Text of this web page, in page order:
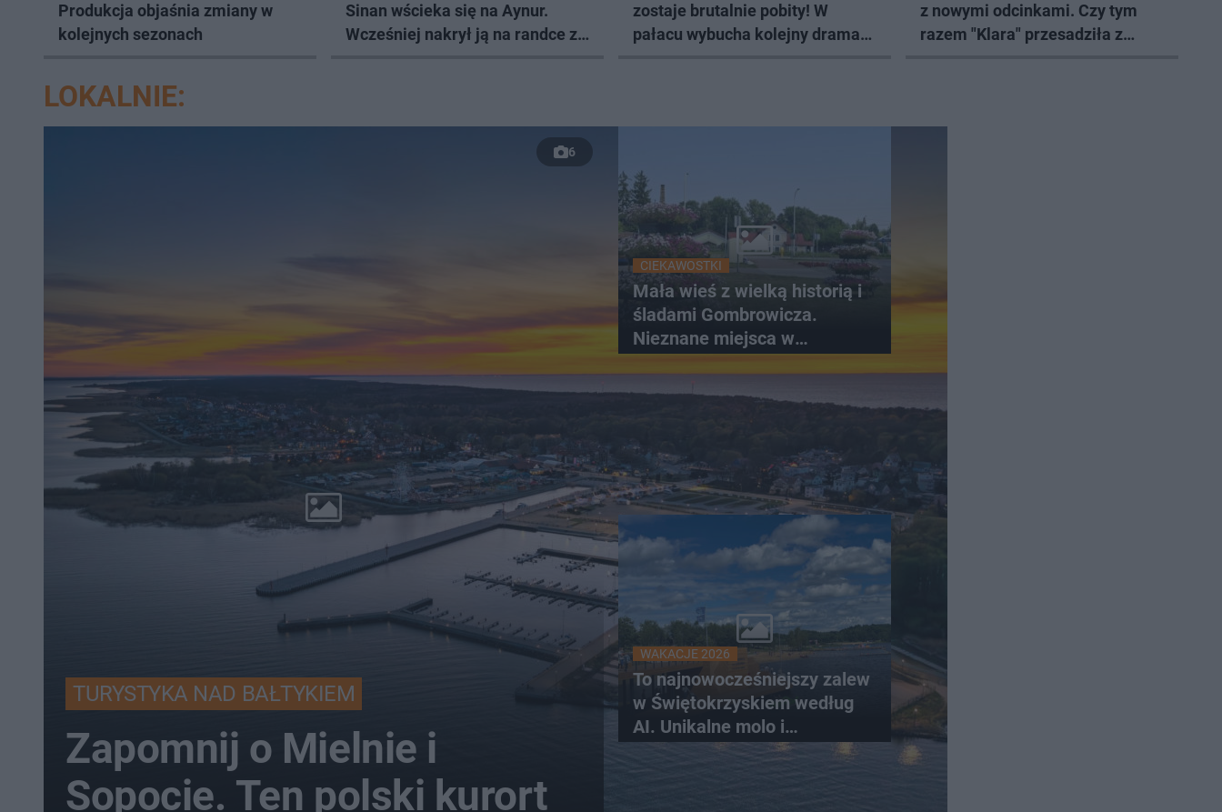
Produkcja objaśnia zmiany w
kolejnych sezonach
Sinan wścieka się na Aynur.
Wcześniej nakrył ją na randce z
zostaje brutalnie pobity! W
pałacu wybucha kolejny dramat
z nowymi odcinkami. Czy tym
razem "Klara" przesadziła z
LOKALNIE:
6
TURYSTYKA NAD BAŁTYKIEM
Zapomnij o Mielnie i
Sopocie. Ten polski kurort
CIEKAWOSTKI
Mała wieś z wielką historią i
śladami Gombrowicza.
Nieznane miejsca w
WAKACJE 2026
To najnowocześniejszy zalew
w Świętokrzyskiem według
AI. Unikalne molo i
promenada